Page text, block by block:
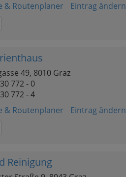
& Routenplaner Eintrag ändern
49, 8010 Graz
772 - 0
772 - 4
& Routenplaner Eintrag ändern
Reinigung